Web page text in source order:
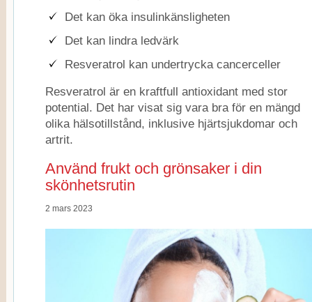
Det kan öka insulinkänsligheten
Det kan lindra ledvärk
Resveratrol kan undertrycka cancerceller
Resveratrol är en kraftfull antioxidant med stor
potential. Det har visat sig vara bra för en mängd
olika hälsotillstånd, inklusive hjärtsjukdomar och
artrit.
Använd frukt och grönsaker i din
skönhetsrutin
2 mars 2023